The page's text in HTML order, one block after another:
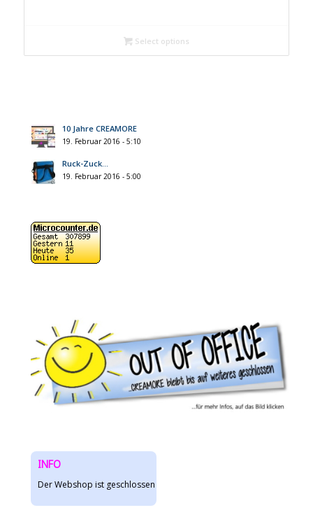
Select options
10 Jahre CREAMORE
19. Februar 2016 - 5:10
Ruck-Zuck…
19. Februar 2016 - 5:00
INFO
Der Webshop ist geschlossen